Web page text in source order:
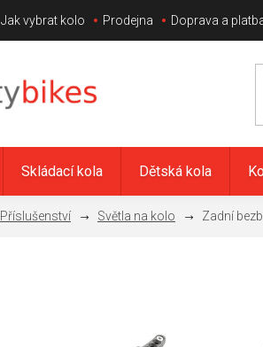
Jak vybrat kolo Prodejna Doprava a
Skládací kola Dětská kola
Příslušenství Světla na kolo Zadní